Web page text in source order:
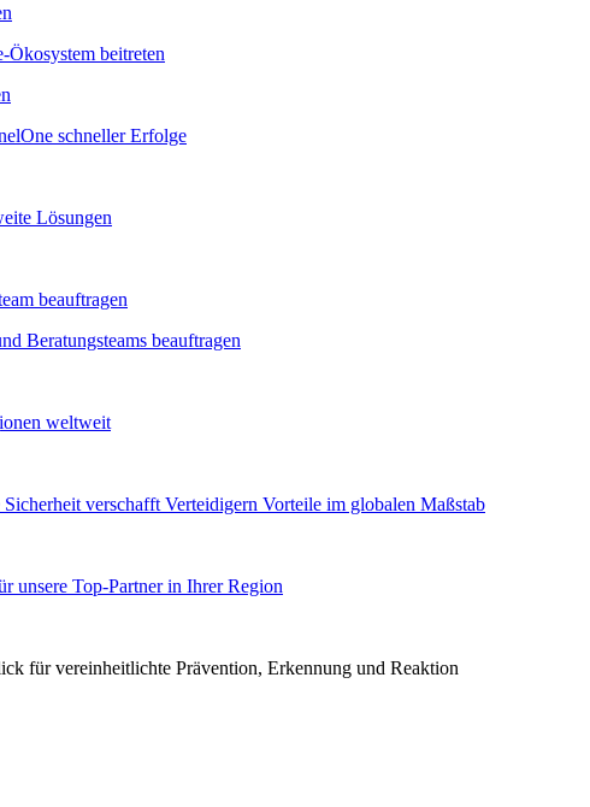
Ökosystem beitreten
schneller Erfolge
Lösungen
beauftragen
Beratungsteams beauftragen
weltweit
verschafft Verteidigern Vorteile im globalen Maßstab
unsere Top-Partner in Ihrer Region
für vereinheitlichte Prävention, Erkennung und Reaktion